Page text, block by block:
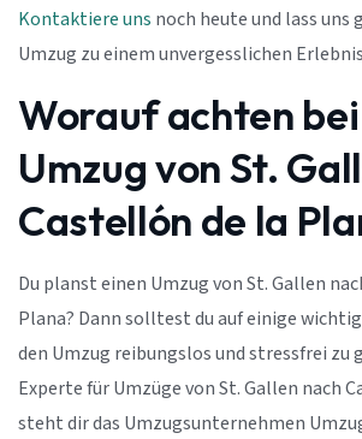
Kontaktiere uns noch heute und lass uns
Umzug zu einem unvergesslichen
Worauf achten
Umzug von St.
Castellón de la
Du planst einen Umzug von St. Gallen
Plana? Dann solltest du auf einige
den Umzug reibungslos und stressfrei zu
Experte für Umzüge von St. Gallen nach
steht dir das Umzugsunternehmen